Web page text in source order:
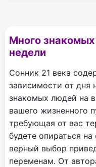
Много
недели
Сонник 21 века
зависимости от дня
знакомых людей на
вашего жизненного
требующая от вас
будете опираться
верный выбор
переменам. От